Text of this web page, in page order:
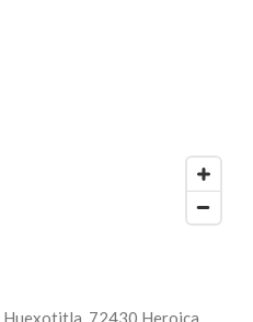
Huexotitla, 72430 Heroica